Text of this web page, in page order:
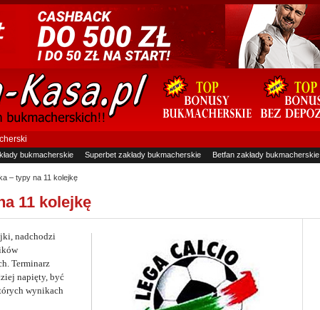
bukmacherskie Superbet zakłady bukmacherskie Betfan zakłady bukmacherskie
– typy na 11 kolejkę
11 kolejkę
nadchodzi
Terminarz
napięty, być
wynikach